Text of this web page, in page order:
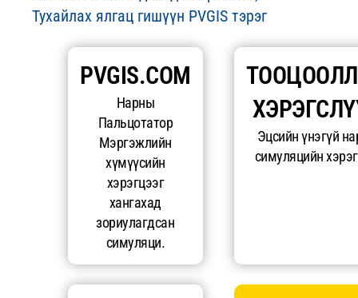
Тухайлах ялгац гишүүн PVGIS тэрэг
PVGIS.COM
Нарны
Пальцотатор
Мэргэжлийн
хүмүүсийн
хэрэгцээг
хангахад
зориулагдсан
симуляци.
Эцсийн үнэгүй
симуляцийн